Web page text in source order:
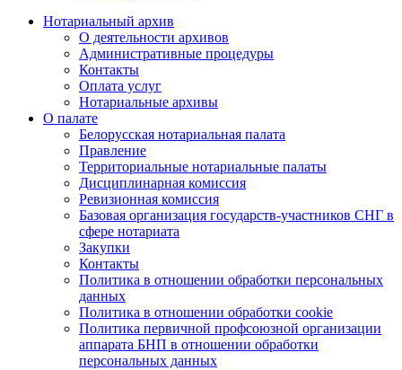
Нотариальный архив
О деятельности архивов
Административные процедуры
Контакты
Оплата услуг
Нотариальные архивы
О палате
Белорусская нотариальная палата
Правление
Территориальные нотариальные палаты
Дисциплинарная комиссия
Ревизионная комиссия
Базовая организация государств-участников СНГ в
сфере нотариата
Закупки
Контакты
Политика в отношении обработки персональных
данных
Политика в отношении обработки cookie
Политика первичной профсоюзной организации
аппарата БНП в отношении обработки
персональных данных